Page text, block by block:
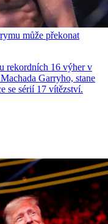
může překonat
rekordních 16 výher v
Garryho, stane
se sérií 17 vítězství.